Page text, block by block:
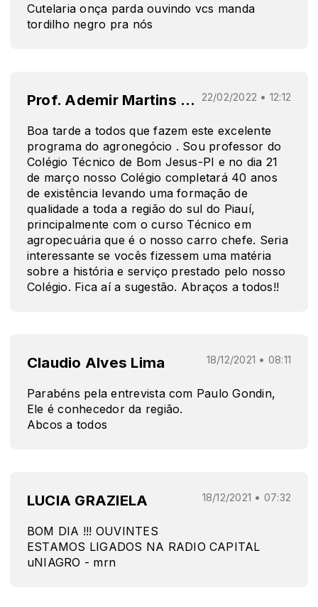
Cutelaria onça parda ouvindo vcs manda
tordilho negro pra nós
Prof. Ademir Martins de Oliveira 22/02/2022 • 12:12
Boa tarde a todos que fazem este excelente
programa do agronegócio . Sou professor do
Colégio Técnico de Bom Jesus-PI e no dia 21
de março nosso Colégio completará 40 anos
de existência levando uma formação de
qualidade a toda a região do sul do Piauí,
principalmente com o curso Técnico em
agropecuária que é o nosso carro chefe. Seria
interessante se vocês fizessem uma matéria
sobre a história e serviço prestado pelo nosso
Colégio. Fica aí a sugestão. Abraços a todos!!
Claudio Alves Lima 18/12/2021 • 08:11
Parabéns pela entrevista com Paulo Gondin,
Ele é conhecedor da região.
Abcos a todos
LUCIA GRAZIELA 18/12/2021 • 07:32
BOM DIA !!! OUVINTES
ESTAMOS LIGADOS NA RADIO CAPITAL
uNIAGRO - mrn